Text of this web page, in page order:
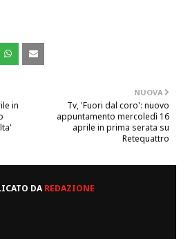
NUOVA
Tv, 'Fuori dal coro': nuovo
appuntamento mercoledì 16
aprile in prima serata su
Retequattro
in
DAREDAZIONE